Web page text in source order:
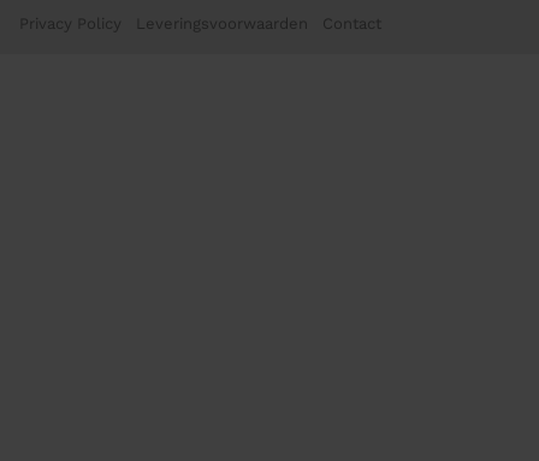
Privacy Policy Leveringsvoorwaarden Contact